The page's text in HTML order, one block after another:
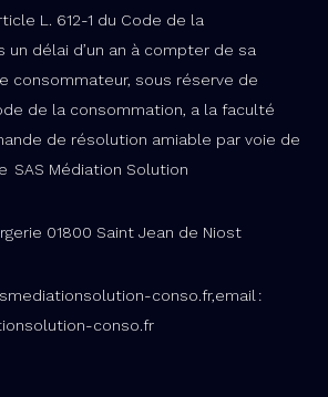
L. 612-1 du Code de la
un délai d’un an à compter de sa
consommateur, sous réserve de
de la consommation, a la faculté
de résolution amiable par voie de
SAS Médiation Solution
01800 Saint Jean de Niost
conso.fr,email :
conso.fr